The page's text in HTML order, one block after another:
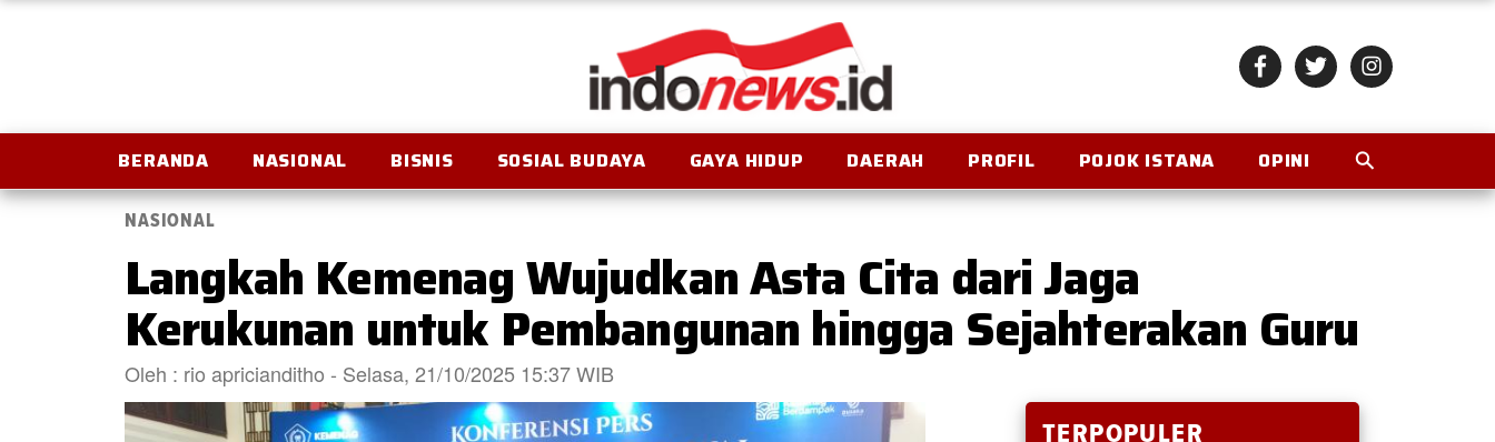
BERANDA NASIONAL BISNIS SOSIAL BUDAYA GAYA HIDUP DAERAH PROFIL POJOK ISTANA OPINI
NASIONAL
Langkah Kemenag Wujudkan Asta Cita dari Jaga
Kerukunan untuk Pembangunan hingga Sejahterakan Guru
Oleh : rio apricianditho - Selasa, 21/10/2025 15:37 WIB
TERPOPULER